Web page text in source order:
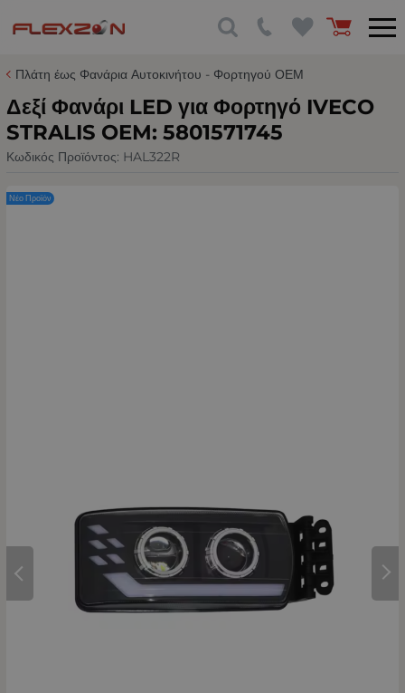
Πλάτη έως Φανάρια Αυτοκινήτου - Φορτηγού ΟΕΜ
Δεξί Φανάρι LED για Φορτηγό IVECO
STRALIS OEM: 5801571745
Κωδικός Προϊόντος: HAL322R
Νέο Προϊόν